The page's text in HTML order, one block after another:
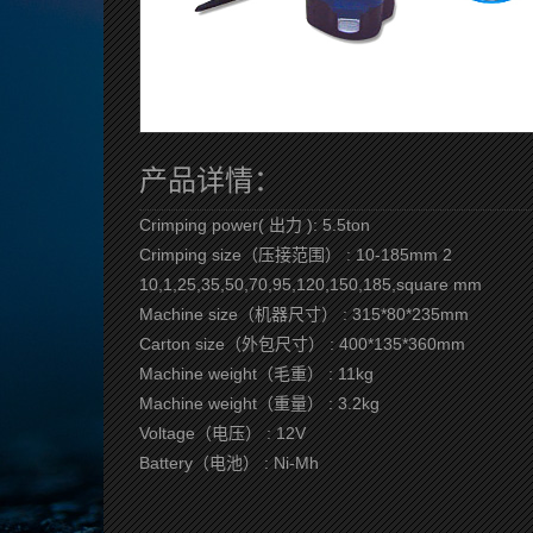
产品详情：
Crimping power( 出力 ): 5.5ton
Crimping size（压接范围） : 10-185mm 2
10,1,25,35,50,70,95,120,150,185,square mm
Machine size（机器尺寸） : 315*80*235mm
Carton size（外包尺寸） : 400*135*360mm
Machine weight（毛重） : 11kg
Machine weight（重量） : 3.2kg
Voltage（电压） : 12V
Battery（电池） : Ni-Mh